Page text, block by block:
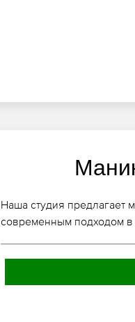
Наша студия предлагает
современным подходом в